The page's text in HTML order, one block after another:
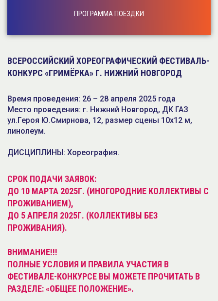
ПРОГРАММА ПОЕЗДКИ
ВСЕРОССИЙСКИЙ ХОРЕОГРАФИЧЕСКИЙ ФЕСТИВАЛЬ-
КОНКУРС «ГРИМЁРКА» Г. НИЖНИЙ НОВГОРОД
Время проведения: 26 – 28 апреля 2025 года
Место проведения: г. Нижний Новгород, ДК ГАЗ
ул.Героя Ю.Смирнова, 12, размер сцены 10х12 м,
линолеум.
ДИСЦИПЛИНЫ: Хореография.
СРОК ПОДАЧИ ЗАЯВОК:
ДО 10 МАРТА 2025Г. (ИНОГОРОДНИЕ КОЛЛЕКТИВЫ С
ПРОЖИВАНИЕМ),
ДО 5 АПРЕЛЯ 2025Г. (КОЛЛЕКТИВЫ БЕЗ
ПРОЖИВАНИЯ).
ВНИМАНИЕ!!!
ПОЛНЫЕ УСЛОВИЯ И ПРАВИЛА УЧАСТИЯ В
ФЕСТИВАЛЕ-КОНКУРСЕ ВЫ МОЖЕТЕ ПРОЧИТАТЬ В
РАЗДЕЛЕ: «ОБЩЕЕ ПОЛОЖЕНИЕ».